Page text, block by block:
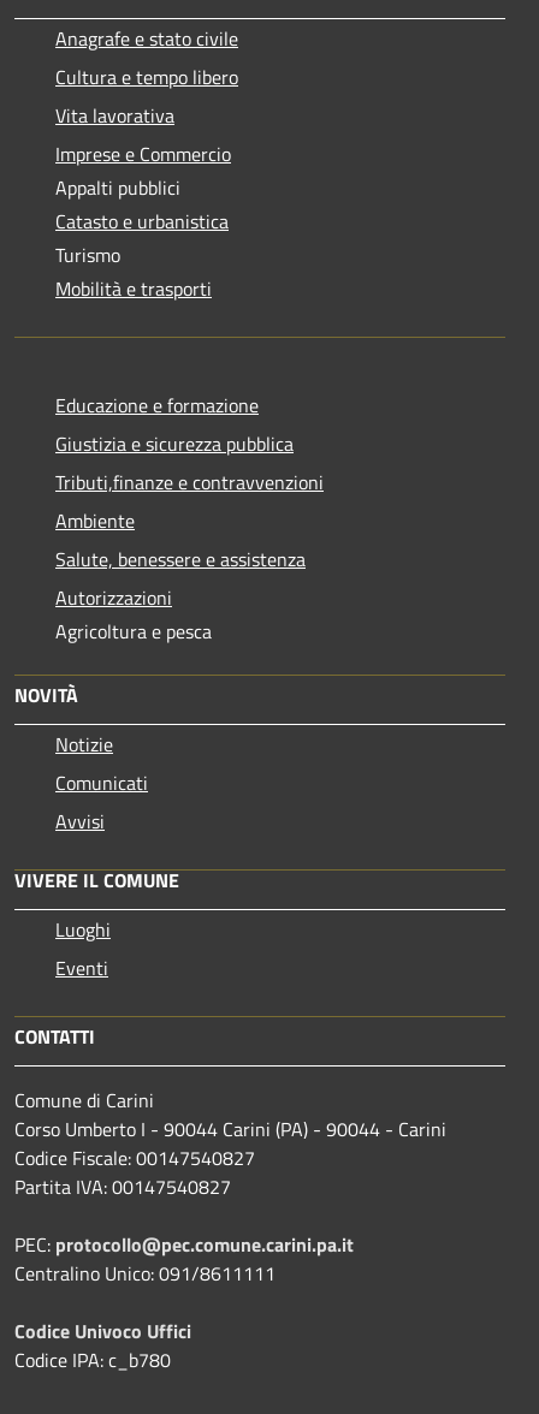
Anagrafe e stato civile
Cultura e tempo libero
Vita lavorativa
Imprese e Commercio
Appalti pubblici
Catasto e urbanistica
Turismo
Mobilità e trasporti
Educazione e formazione
Giustizia e sicurezza pubblica
Tributi,finanze e contravvenzioni
Ambiente
Salute, benessere e assistenza
Autorizzazioni
Agricoltura e pesca
NOVITÀ
Notizie
Comunicati
Avvisi
VIVERE IL COMUNE
Luoghi
Eventi
CONTATTI
Comune di Carini
Corso Umberto I - 90044 Carini (PA) - 90044 - Carini
Codice Fiscale: 00147540827
Partita IVA: 00147540827
PEC: protocollo@pec.comune.carini.pa.it
Centralino Unico: 091/8611111
Codice Univoco Uffici
Codice IPA: c_b780